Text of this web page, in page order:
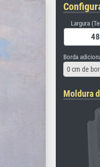
Largura
Borda
0 cm de
Moldura